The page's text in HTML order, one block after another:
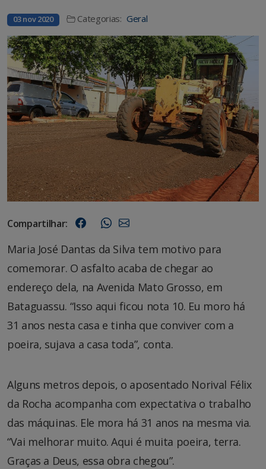
03 nov 2020 Categorias: Geral
Compartilhar:
Maria José Dantas da Silva tem motivo para
comemorar. O asfalto acaba de chegar ao
endereço dela, na Avenida Mato Grosso, em
Bataguassu. “Isso aqui ficou nota 10. Eu moro há
31 anos nesta casa e tinha que conviver com a
poeira, sujava a casa toda”, conta.
Alguns metros depois, o aposentado Norival Félix
da Rocha acompanha com expectativa o trabalho
das máquinas. Ele mora há 31 anos na mesma via.
“Vai melhorar muito. Aqui é muita poeira, terra.
Graças a Deus, essa obra chegou”.